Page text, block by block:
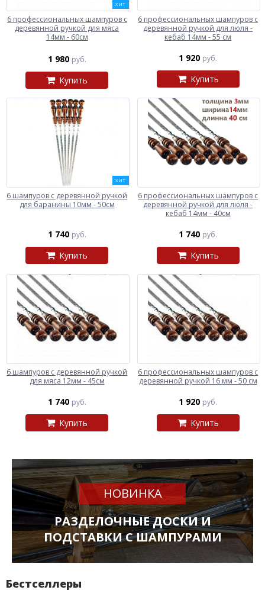
ХИТ
6 профессиональных шампуров с
деревянной ручкой для мяса
14мм - 60см
1 980 руб.
Купить
6 профессиональных шампуров с
деревянной ручкой для люля -
кебаб 14мм - 55 см
1 920 руб.
Купить
ХИТ
6 шампуров с деревянной ручкой
для баранины 10мм - 50см
1 740 руб.
Купить
6 профессиональных шампуров с
деревянной ручкой для люля -
кебаб 14мм - 40см
1 740 руб.
Купить
6 шампуров с деревянной ручкой
для мяса 12мм - 45см
1 740 руб.
Купить
6 профессиональных шампуров с
деревянной ручкой 16 мм - 50 см
1 920 руб.
Купить
НОВИНКА
РАЗДЕЛОЧНЫЕ ДОСКИ И
ПОДСТАВКИ С ШАМПУРАМИ
Бестселлеры